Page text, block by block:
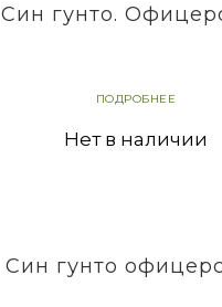
Син гунто.
ПОДРОБНЕЕ
Нет в наличии
Син гунто